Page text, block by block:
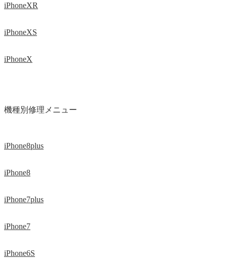
iPhoneXR
iPhoneXS
iPhoneX
機種別修理メニュー
iPhone8plus
iPhone8
iPhone7plus
iPhone7
iPhone6S